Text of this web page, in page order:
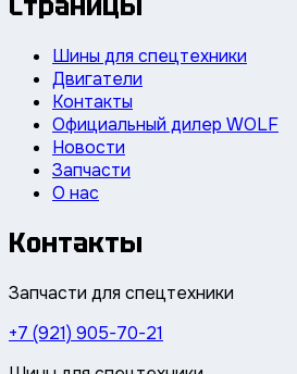
Шины для спецтехники
Двигатели
Контакты
Официальный дилер WOLF
Новости
Запчасти
О нас
Контакты
Запчасти для спецтехники
+7 (921) 905-70-21